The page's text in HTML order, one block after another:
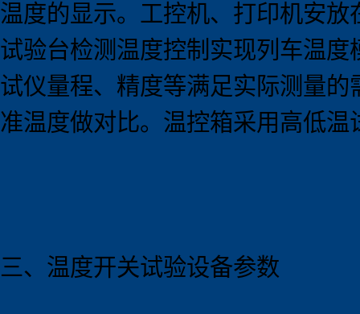
温度的显示。工控机、打印机安
试验台检测温度控制实现列车温
试仪量程、精度等满足实际测量
准温度做对比。温控箱采用高低
三、温度开关试验设备参数